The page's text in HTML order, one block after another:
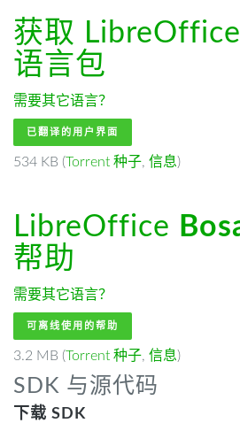
获取 LibreOffice
语言包
需要其它语言？
已翻译的用户界面
534 KB (Torrent 种子, 信息)
LibreOffice
帮助
需要其它语言？
可离线使用的帮助
3.2 MB (Torrent 种子, 信息)
SDK 与源代码
下载 SDK